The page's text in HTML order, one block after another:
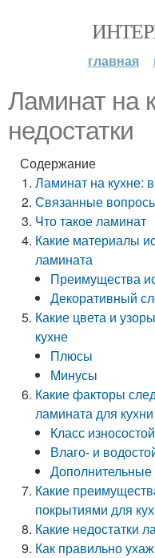
главная
Ламинат на
недостатки
Содержание
Ламинат на кухне:
Связанные
Что такое ламинат
Какие материалы
ламината
Преимущества
Декоративный
Какие цвета и
кухне
Плюсы
Минусы
Какие факторы
ламината для кухни
Класс
Влаго- и
Дополнительные
Какие
покрытиями для
Какие недостатки
Как правильно